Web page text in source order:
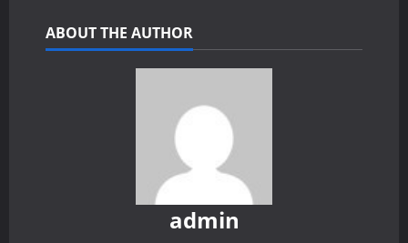
ABOUT THE AUTHOR
admin